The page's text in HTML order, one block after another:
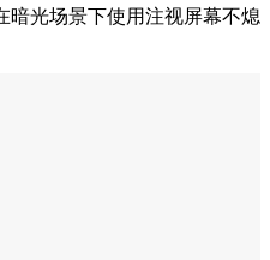
暗光场景下使用注视屏幕不熄